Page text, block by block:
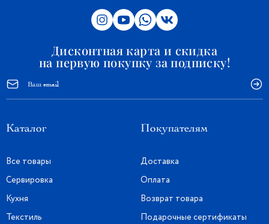
Дисконтная карта и скидка
на первую покупку за подписку!
Каталог
Все товары
Сервировка
Кухня
Текстиль
Покупателям
Доставка
Оплата
Возврат товара
Подарочные сертификаты